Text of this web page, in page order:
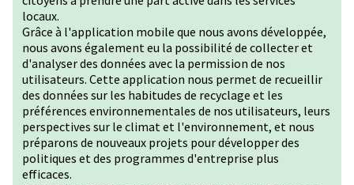
locaux.
Grâce à l'application mobile que nous avons développée,
nous avons également eu la possibilité de collecter et
d'analyser des données avec la permission de nos
utilisateurs. Cette application nous permet de recueillir
des données sur les habitudes de recyclage et les
préférences environnementales de nos utilisateurs, leurs
perspectives sur le climat et l'environnement, et nous
préparons de nouveaux projets pour développer des
politiques et des programmes d'entreprise plus
efficaces.